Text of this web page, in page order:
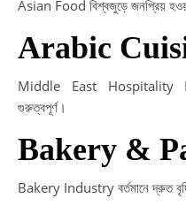
Asian Food বিশ্বজুড়ে জনপ্রিয়
Arabic
Middle East Hospitality
গুরুত্বপূর্ণ।
Bakery &
Bakery Industry বর্তমানে দ্রুত